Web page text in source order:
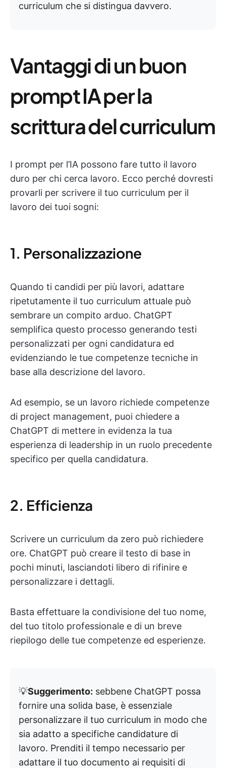
curriculum che si distingua davvero.
Vantaggi di un buon
prompt IA per la
scrittura del curriculum
I prompt per l’IA possono fare tutto il lavoro
duro per chi cerca lavoro. Ecco perché dovresti
provarli per scrivere il tuo curriculum per il
lavoro dei tuoi sogni:
1. Personalizzazione
Quando ti candidi per più lavori, adattare
ripetutamente il tuo curriculum attuale può
sembrare un compito arduo. ChatGPT
semplifica questo processo generando testi
personalizzati per ogni candidatura ed
evidenziando le tue competenze tecniche in
base alla descrizione del lavoro.
Ad esempio, se un lavoro richiede competenze
di project management, puoi chiedere a
ChatGPT di mettere in evidenza la tua
esperienza di leadership in un ruolo precedente
specifico per quella candidatura.
2. Efficienza
Scrivere un curriculum da zero può richiedere
ore. ChatGPT può creare il testo di base in
pochi minuti, lasciandoti libero di rifinire e
personalizzare i dettagli.
Basta effettuare la condivisione del tuo nome,
del tuo titolo professionale e di un breve
riepilogo delle tue competenze ed esperienze.
💡Suggerimento: sebbene ChatGPT possa
fornire una solida base, è essenziale
personalizzare il tuo curriculum in modo che
sia adatto a specifiche candidature di
lavoro. Prenditi il tempo necessario per
adattare il tuo documento ai requisiti di